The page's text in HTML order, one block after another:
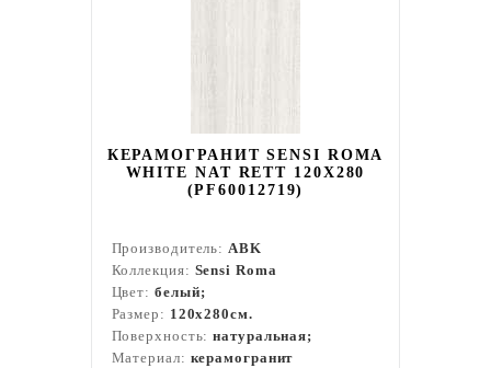
КЕРАМОГРАНИТ SENSI ROMA
WHITE NAT RETT 120X280
(PF60012719)
Производитель:ABK
Коллекция: Sensi Roma
Цвет: белый;
Размер: 120x280см.
Поверхность:натуральная;
Материал: керамогранит